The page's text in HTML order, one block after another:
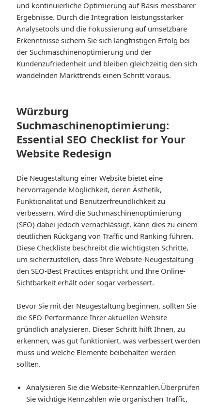
und kontinuierliche Optimierung auf Basis messbarer
Ergebnisse. Durch die Integration leistungsstarker
Analysetools und die Fokussierung auf umsetzbare
Erkenntnisse sichern Sie sich langfristigen Erfolg bei
der Suchmaschinenoptimierung und der
Kundenzufriedenheit und bleiben gleichzeitig den sich
wandelnden Markttrends einen Schritt voraus.
Würzburg
Suchmaschinenoptimierung:
Essential SEO Checklist for Your
Website Redesign
Die Neugestaltung einer Website bietet eine
hervorragende Möglichkeit, deren Ästhetik,
Funktionalität und Benutzerfreundlichkeit zu
verbessern. Wird die Suchmaschinenoptimierung
(SEO) dabei jedoch vernachlässigt, kann dies zu einem
deutlichen Rückgang von Traffic und Ranking führen.
Diese Checkliste beschreibt die wichtigsten Schritte,
um sicherzustellen, dass Ihre Website-Neugestaltung
den SEO-Best Practices entspricht und Ihre Online-
Sichtbarkeit erhält oder sogar verbessert.
Bevor Sie mit der Neugestaltung beginnen, sollten Sie
die SEO-Performance Ihrer aktuellen Website
gründlich analysieren. Dieser Schritt hilft Ihnen, zu
erkennen, was gut funktioniert, was verbessert werden
muss und welche Elemente beibehalten werden
sollten.
Analysieren Sie die Website-Kennzahlen.Überprüfen
Sie wichtige Kennzahlen wie organischen Traffic,